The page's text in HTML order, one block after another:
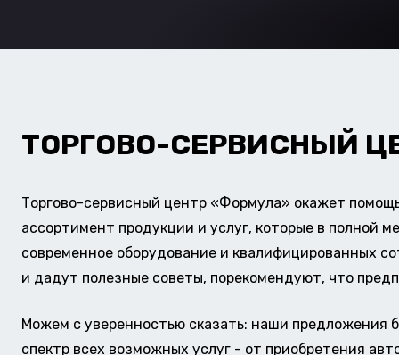
ТОРГОВО-СЕРВИСНЫЙ
Торгово-сервисный центр «Формула» окажет
ассортимент продукции и услуг, которые в полной
современное оборудование и квалифицированных
и дадут полезные советы, порекомендуют, что
Можем с уверенностью сказать: наши предложения
спектр всех возможных услуг - от приобретения